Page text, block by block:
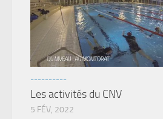
----------
Les activités du CNV
5 FÉV, 2022